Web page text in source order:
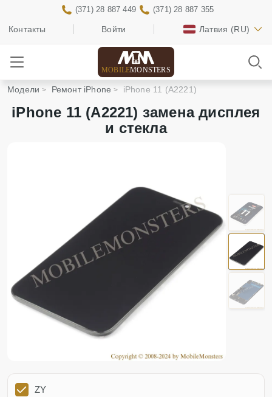
Контакты Войти Латвия (RU)
(371) 28 887 449 (371) 28 887 355
MOBILEMONSTERS
Модели Ремонт iPhone iPhone 11 (A2221)
iPhone 11 (A2221) замена дисплея
и стекла
ZY